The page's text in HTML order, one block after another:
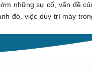
những sự cố, vấn đề
đó, việc duy trì máy